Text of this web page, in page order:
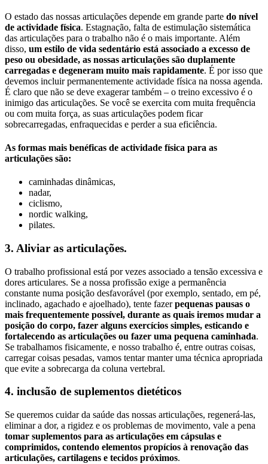
O estado das nossas articulações depende em grande parte do nível
de actividade física. Estagnação, falta de estimulação sistemática
das articulações para o trabalho não é o mais importante. Além
disso, um estilo de vida sedentário está associado a excesso de
peso ou obesidade, as nossas articulações são duplamente
carregadas e degeneram muito mais rapidamente. É por isso que
devemos incluir permanentemente actividade física na nossa agenda.
É claro que não se deve exagerar também – o treino excessivo é o
inimigo das articulações. Se você se exercita com muita frequência
ou com muita força, as suas articulações podem ficar
sobrecarregadas, enfraquecidas e perder a sua eficiência.
As formas mais benéficas de actividade física para as
articulações são:
caminhadas dinâmicas,
nadar,
ciclismo,
nordic walking,
pilates.
3. Aliviar as articulações.
O trabalho profissional está por vezes associado a tensão excessiva e
dores articulares. Se a nossa profissão exige a permanência
constante numa posição desfavorável (por exemplo, sentado, em pé,
inclinado, agachado e ajoelhado), tente fazerpequenas pausas o
mais frequentemente possível, durante as quais iremos mudar a
posição do corpo, fazer alguns exercícios simples, esticando e
fortalecendo as articulações ou fazer uma pequena caminhada.
Se trabalhamos fisicamente, e nosso trabalho é, entre outras coisas,
carregar coisas pesadas, vamos tentar manter uma técnica apropriada
que evite a sobrecarga da coluna vertebral.
4. inclusão de suplementos dietéticos
Se queremos cuidar da saúde das nossas articulações, regenerá-las,
eliminar a dor, a rigidez e os problemas de movimento, vale a pena
tomar suplementos para as articulações em cápsulas e
comprimidos, contendo elementos propícios à renovação das
articulações, cartilagens e tecidos próximos.